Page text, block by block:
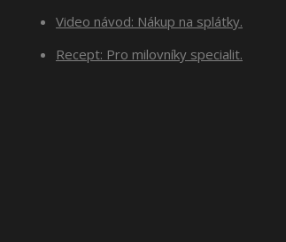
Video návod: Nákup na splátky.
Recept: Pro milovníky specialit.